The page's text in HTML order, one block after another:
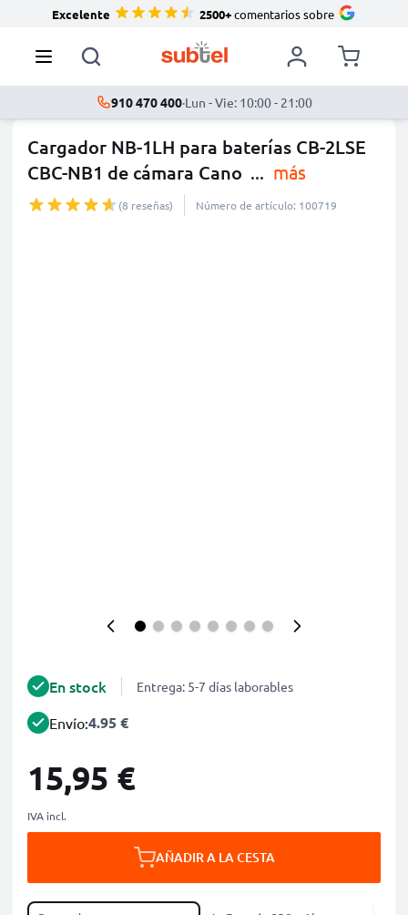
Excelente 2500+comentarios sobre
910 470 400·Lun - Vie: 10:00 - 21:00
Cargador NB-1LH para baterías CB-2LSE
CBC-NB1 de cámara Cano ... más
(8 reseñas) Número de artículo: 100719
En stock Entrega: 5-7 días laborables
Envío:4.95 €
15,95 €
IVA incl.
AÑADIR A LA CESTA